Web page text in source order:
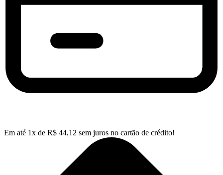
Em até 1x de R$ 44,12 sem juros no cartão de crédito!